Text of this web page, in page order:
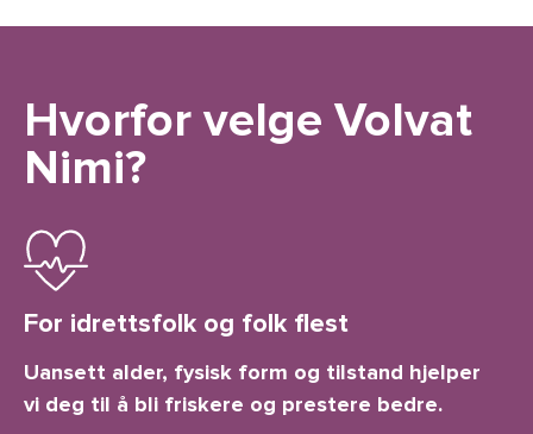
Hvorfor velge Volvat
Nimi?
For idrettsfolk og folk flest
Uansett alder, fysisk form og tilstand hjelper
vi deg til å bli friskere og prestere bedre.